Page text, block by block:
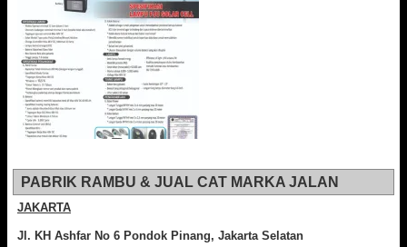
PABRIK RAMBU & JUAL CAT MARKA JALAN
JAKARTA
Jl. KH Ashfar No 6 Pondok Pinang, Jakarta Selatan